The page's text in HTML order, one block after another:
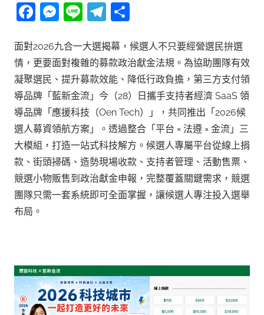
Facebook
Messenger
LineTelegram
面對2026九合一大選揭幕，候選人不只要經營選民拚選
情，更要面對複雜的募款政治獻金法規。為協助團隊有效
凝聚選民、提升募款效能、降低行政負擔，第三方支付領
導品牌「藍新金流」今（28）日攜手支持者經濟 SaaS 領
導品牌「應援科技（Oen Tech）」，共同推出「2026候
選人募資領航方案」。透過整合「平台 × 法遵 × 金流」三
大模組，打造一站式科技解方。候選人專屬平台從線上捐
款、街頭掃碼、造勢現場收款、支持者管理、活動售票、
競選小物販售到政治獻金申報，完整覆蓋關鍵需求，競選
團隊只需一套系統即可全面掌握，讓候選人專注投入選舉
布局。